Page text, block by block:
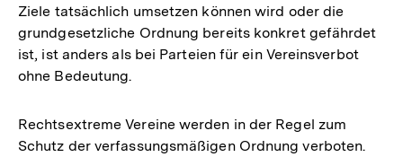
Ziele tatsächlich umsetzen können wird oder die
grundgesetzliche Ordnung bereits konkret gefährdet
ist, ist anders als bei Parteien für ein Vereinsverbot
ohne Bedeutung.
Rechtsextreme Vereine werden in der Regel zum
Schutz der verfassungsmäßigen Ordnung verboten.